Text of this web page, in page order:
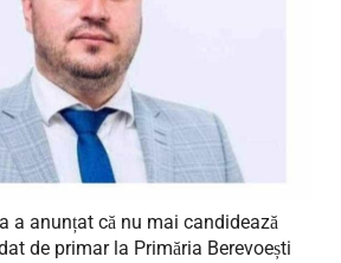
a anunțat că nu mai candidează
de primar la Primăria Berevoești